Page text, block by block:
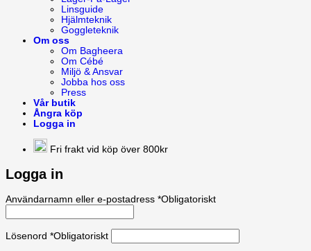
Linsguide
Hjälmteknik
Goggleteknik
Om oss
Om Bagheera
Om Cébé
Miljö & Ansvar
Jobba hos oss
Press
Vår butik
Ångra köp
Logga in
Fri frakt vid köp över 800kr
Logga in
Användarnamn eller e-postadress *Obligatoriskt
Lösenord *Obligatoriskt